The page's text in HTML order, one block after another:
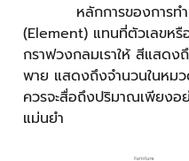
หลักการของการทำแ
(Element) แทนที่ตัวเลขหรื
กราฟวงกลมเราให้ สีแสด
พาย แสดงถึงจำนวนในหม
ควรจะสื่อถึงปริมาณเพียงอ
แม่นยำ